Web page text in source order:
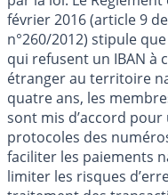
février 2016 (article 9
n°260/2012) stipule
qui refusent un IBAN à
étranger au territoire
quatre ans, les
sont mis d’accord
protocoles des
faciliter les paiements
limiter les risques